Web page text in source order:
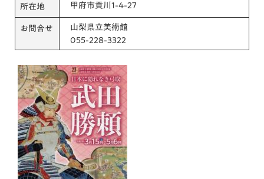
所在地 甲府市貢川1-4-27
お問合せ
山梨県立美術館
055-228-3322